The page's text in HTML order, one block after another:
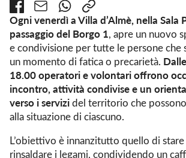
Ogni venerdì a Villa d’Almè, nella
passaggio del Borgo 1, apre un nuovo
e condivisione per tutte le persone che
un momento di fatica o precarietà.
18.00operatori e volontari offrono
incontro, attività condivise e un
verso i servizidel territorio che
alla situazione di ciascuno.
L’obiettivo è innanzitutto quello di
rinsaldare i legami, condividendo un